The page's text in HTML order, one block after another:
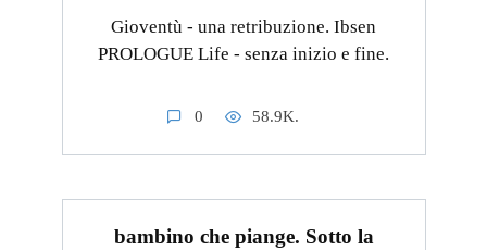
Gioventù - una retribuzione. Ibsen
PROLOGUE Life - senza inizio e fine.
0 58.9K.
bambino che piange. Sotto la